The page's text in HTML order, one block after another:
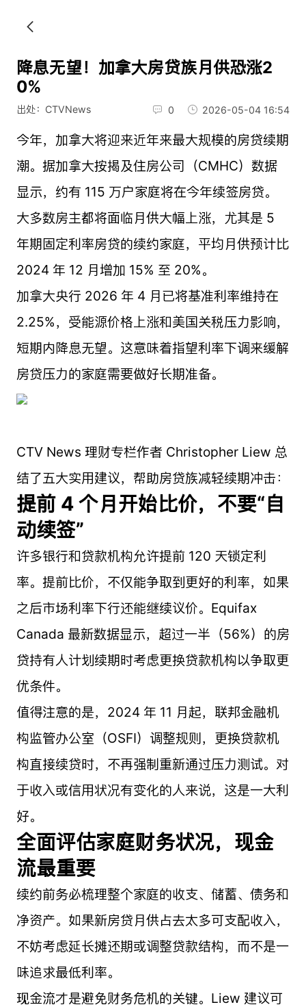
降息无望！加拿大房贷族月供恐涨2
0%
出处：CTVNews 0 2026-05-04 16:54
今年，加拿大将迎来近年来最大规模的房贷续期
潮。据加拿大按揭及住房公司（CMHC）数据
显示，约有 115 万户家庭将在今年续签房贷。
大多数房主都将面临月供大幅上涨，尤其是 5
年期固定利率房贷的续约家庭，平均月供预计比
2024 年 12 月增加 15% 至 20%。
加拿大央行 2026 年 4 月已将基准利率维持在
2.25%，受能源价格上涨和美国关税压力影响，
短期内降息无望。这意味着指望利率下调来缓解
房贷压力的家庭需要做好长期准备。
CTV News 理财专栏作者 Christopher Liew 总
结了五大实用建议，帮助房贷族减轻续期冲击：
提前 4 个月开始比价，不要“自
动续签”
许多银行和贷款机构允许提前 120 天锁定利
率。提前比价，不仅能争取到更好的利率，如果
之后市场利率下行还能继续议价。Equifax
Canada 最新数据显示，超过一半（56%）的房
贷持有人计划续期时考虑更换贷款机构以争取更
优条件。
值得注意的是，2024 年 11 月起，联邦金融机
构监管办公室（OSFI）调整规则，更换贷款机
构直接续贷时，不再强制重新通过压力测试。对
于收入或信用状况有变化的人来说，这是一大利
好。
全面评估家庭财务状况，现金
流最重要
续约前务必梳理整个家庭的收支、储蓄、债务和
净资产。如果新房贷月供占去太多可支配收入，
不妨考虑延长摊还期或调整贷款结构，而不是一
味追求最低利率。
现金流才是避免财务危机的关键。Liew 建议可